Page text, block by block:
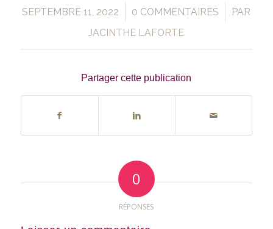
SEPTEMBRE 11, 2022
/ 0 COMMENTAIRES
/
PAR
JACINTHE LAFORTE
Partager cette publication
0
RÉPONSES